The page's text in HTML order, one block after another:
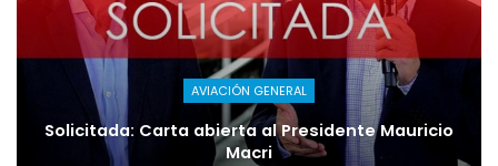
AVIACIÓN GENERAL
Solicitada: Carta abierta al Presidente Mauricio
Macri